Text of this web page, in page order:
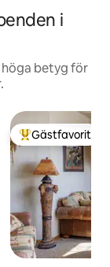
i
höga betyg för
Populär
Gästfavorit